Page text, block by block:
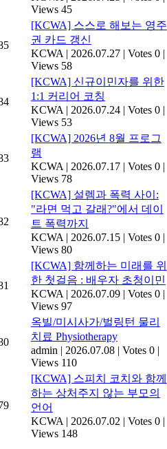
Views 45
[KCWA] 스스로 해보는 영주
권 카드 갱신
KCWA | 2026.07.27 | Votes 0 |
Views 58
[KCWA] 신규이민자를 위한
1:1 커리어 코칭
KCWA | 2026.07.24 | Votes 0 |
Views 53
[KCWA] 2026년 8월 프로그
램
KCWA | 2026.07.17 | Votes 0 |
Views 78
[KCWA] 설렘과 폭력 사이:
"라면 먹고 갈래?"에서 데이
트 폭력까지
KCWA | 2026.07.15 | Votes 0 |
Views 80
[KCWA] 함께하는 미래를 위
한 첫걸음 : 배우자 초청이민
KCWA | 2026.07.09 | Votes 0 |
Views 97
옥빌/미시사가/벌링턴 물리
치료 Physiotherapy
admin | 2026.07.08 | Votes 0 |
Views 110
[KCWA] 스피치 코치와 함께
하는 상처주지 않는 부모의
언어
KCWA | 2026.07.02 | Votes 0 |
Views 148